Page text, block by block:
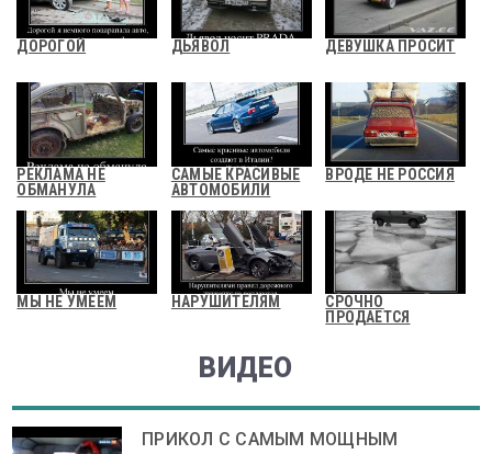
ДОРОГОЙ ДЬЯВОЛ ДЕВУШКА ПРОСИТ
РЕКЛАМА НЕ
ОБМАНУЛА
САМЫЕ КРАСИВЫЕ
АВТОМОБИЛИ
ВРОДЕ НЕ РОССИЯ
МЫ НЕ УМЕЕМ НАРУШИТЕЛЯМ
СРОЧНО
ПРОДАЕТСЯ
ВИДЕО
ПРИКОЛ С САМЫМ МОЩНЫМ